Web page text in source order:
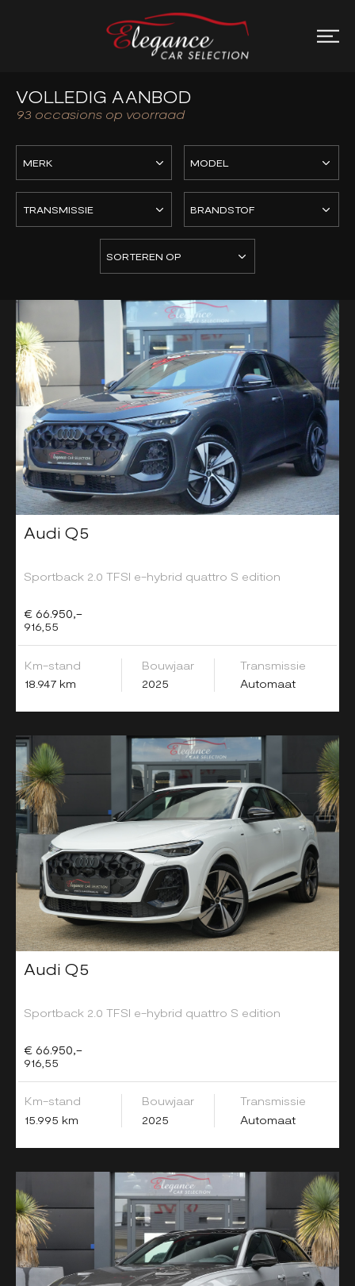
VOLLEDIG AANBOD
93 occasions op voorraad
Audi Q5
Sportback 2.0 TFSI e-hybrid quattro S edition
€ 66.950,-
916,55
Km-stand
18.947 km
Bouwjaar
2025
Transmissie
Automaat
Audi Q5
Sportback 2.0 TFSI e-hybrid quattro S edition
€ 66.950,-
916,55
Km-stand
15.995 km
Bouwjaar
2025
Transmissie
Automaat